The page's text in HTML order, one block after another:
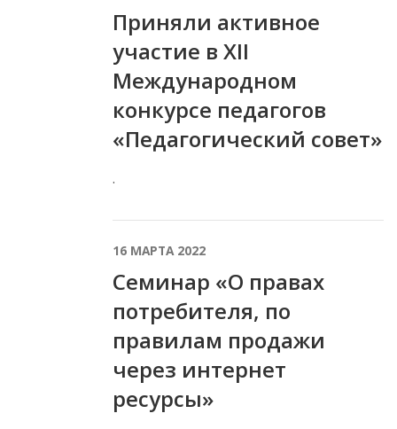
Приняли активное
участие в XII
Международном
конкурсе педагогов
«Педагогический совет»
.
16 МАРТА 2022
Семинар «О правах
потребителя, по
правилам продажи
через интернет
ресурсы»